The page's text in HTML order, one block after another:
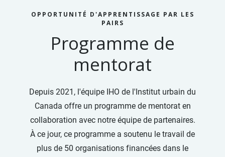
OPPORTUNITÉ D'APPRENTISSAGE PAR LES
PAIRS
Programme de
mentorat
Depuis 2021, l'équipe IHO de l'Institut urbain du
Canada offre un programme de mentorat en
collaboration avec notre équipe de partenaires.
À ce jour, ce programme a soutenu le travail de
plus de 50 organisations financées dans le